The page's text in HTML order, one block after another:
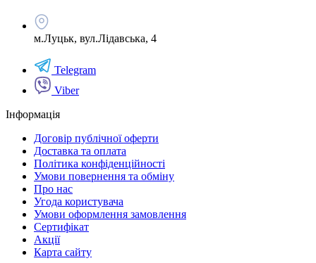
м.Луцьк, вул.Лідавська, 4
Telegram
Viber
Інформація
Договір публічної оферти
Доставка та оплата
Політика конфіденційності
Умови повернення та обміну
Про нас
Угода користувача
Умови оформлення замовлення
Сертифікат
Акції
Карта сайту